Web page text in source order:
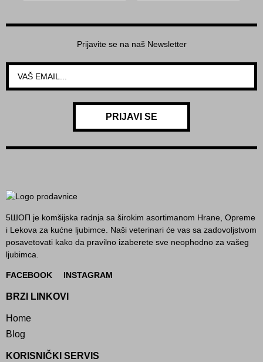
Prijavite se na naš Newsletter
PRIJAVI SE
5ШОП je komšijska radnja sa širokim asortimanom Hrane, Opreme
i Lekova za kućne ljubimce. Naši veterinari će vas sa zadovoljstvom
posavetovati kako da pravilno izaberete sve neophodno za vašeg
ljubimca.
FACEBOOK INSTAGRAM
BRZI LINKOVI
Home
Blog
KORISNIČKI SERVIS